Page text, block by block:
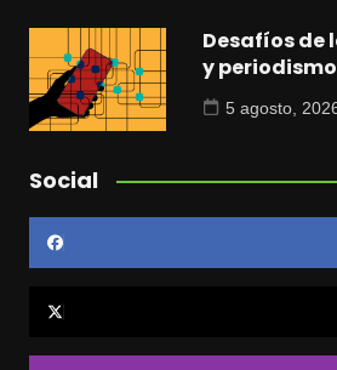
Desafíos de
y
5 agosto,
Social